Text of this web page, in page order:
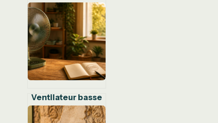
rayonnant :
confort immédiat,
air préservé et
maîtrise de votre
consommation
Ventilateur basse
consommation : 5
critères pour